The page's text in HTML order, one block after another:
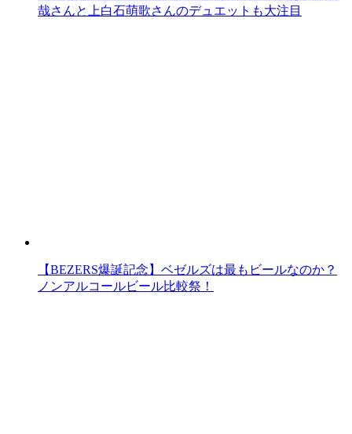
哉さんと上白石萌歌さんのデュエットも大注目
【BEZERS爆誕記念】ベゼルズは最もビールなのか？
ノンアルコールビール比較祭！